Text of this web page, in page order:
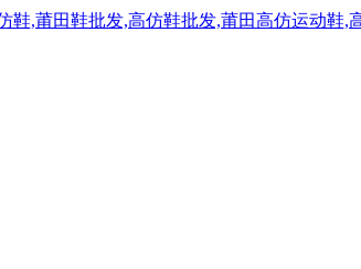
,莆田鞋批发,高仿鞋批发,莆田高仿运动鞋,